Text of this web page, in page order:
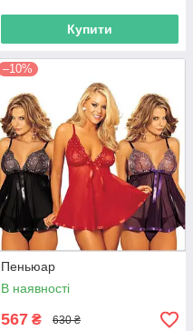
Купити
–10%
Пеньюар
В наявності
567 ₴ 630 ₴